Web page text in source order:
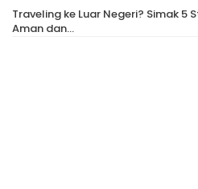
Traveling ke Luar Negeri? Simak 5
Aman dan…